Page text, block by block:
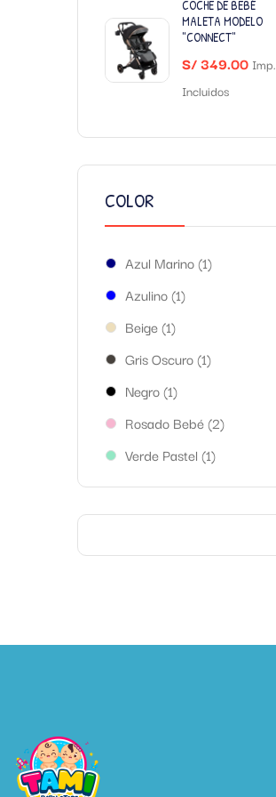
COCHE DE BEBÉ
MALETA MODELO
"CONNECT"
S/349.00 Imp.
Incluidos
COLOR
Azul Marino(1)
Azulino(1)
Beige(1)
Gris Oscuro(1)
Negro(1)
Rosado Bebé(2)
Verde Pastel (1)